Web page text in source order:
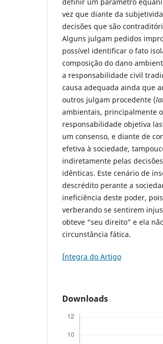
vez que diante da
decisões que são
Alguns julgam pedidos
possível identificar o fato
composição do dano
a responsabilidade civil
causa adequada ainda que
outros julgam procedente (
ambientais, principalmente
responsabilidade objetiva
um consenso, e diante de
efetiva à sociedade,
indiretamente pelas
idênticas. Este cenário de
descrédito perante a
ineficiência deste poder,
verberando se sentirem
obteve “seu direito” e ela
circunstância fática.
Íntegra do Artigo
Downloads